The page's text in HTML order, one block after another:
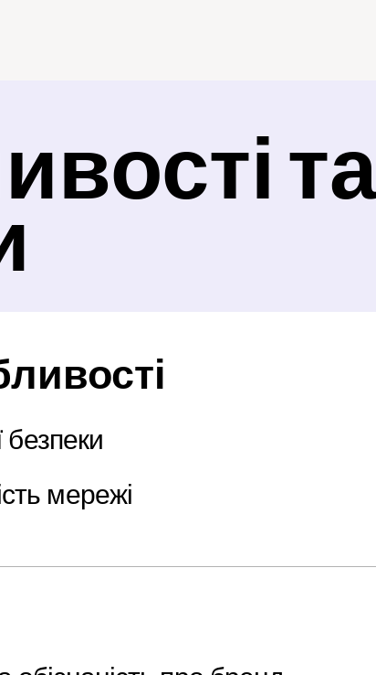
та
безпеки
мережі